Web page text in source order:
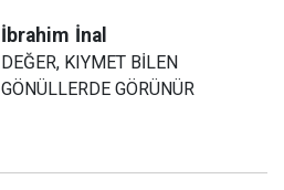
İbrahim İnal
DEĞER, KIYMET BİLEN
GÖNÜLLERDE GÖRÜNÜR